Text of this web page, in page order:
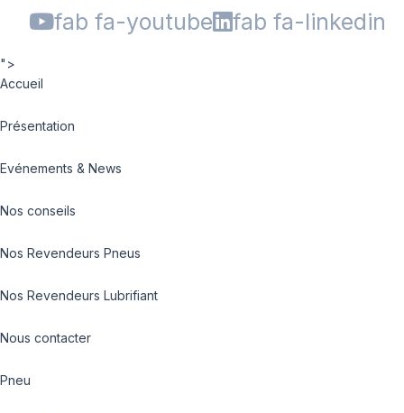
fab fa-youtube
fab fa-linkedin
">
Accueil
Présentation
Evénements & News
Nos conseils
Nos Revendeurs Pneus
Nos Revendeurs Lubrifiant
Nous contacter
Pneu